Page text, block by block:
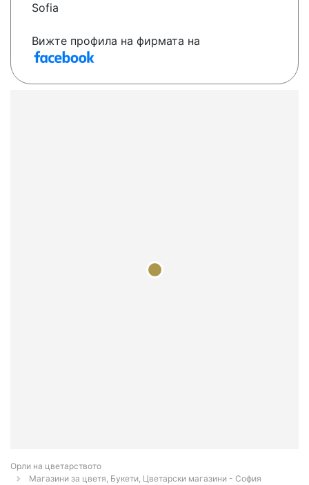
Sofia
Вижте профила на фирмата на
Орли на цветарството
Магазини за цветя, Букети, Цветарски магазини - София